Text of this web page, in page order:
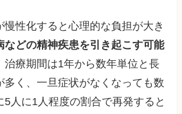
慢性化すると心理的な負担が大き
などの精神疾患を引き起こす可能
治療期間は1年から数年単位と長
多く、一旦症状がなくなっても数
5人に1人程度の割合で再発すると